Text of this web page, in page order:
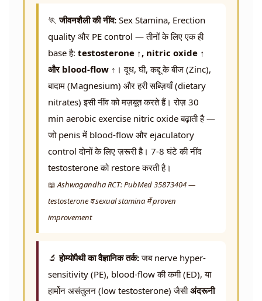
🏃जीवनशैली की नींव: Sex Stamina, Erection
quality और PE control — तीनों के लिए एक ही
base है: testosterone ↑, nitric oxide ↑
और blood-flow ↑ । दूध, घी, कद्दू के बीज (Zinc),
बादाम (Magnesium) और हरी सब्ज़ियाँ (dietary
nitrates) इसी नींव को मज़बूत करते हैं। रोज़ 30
min aerobic exercise nitric oxide बढ़ाती है —
जो penis में blood-flow और ejaculatory
control दोनों के लिए ज़रूरी है। 7-8 घंटे की नींद
testosterone को restore करती है।
📖Ashwagandha RCT: PubMed 35873404 —
testosterone व sexual stamina में proven
improvement
🔬होम्योपैथी का वैज्ञानिक तर्क:जब nerve hyper-
sensitivity (PE), blood-flow की कमी (ED), या
हार्मोन असंतुलन (low testosterone) जैसीअंदरूनी